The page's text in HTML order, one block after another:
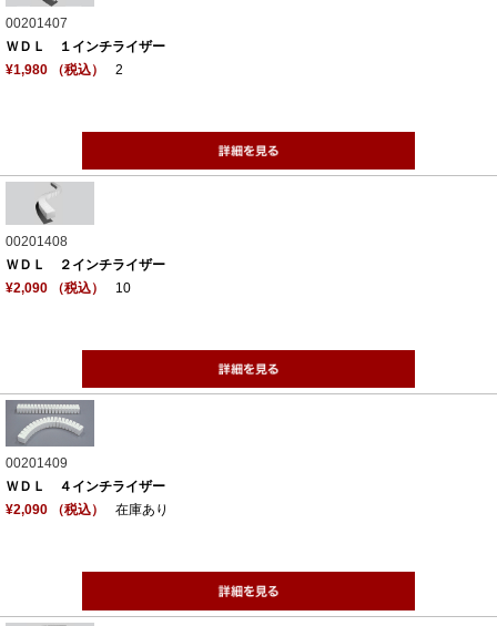
00201407
ＷＤＬ １インチライザー
¥1,980 （税込）
2
00201408
ＷＤＬ ２インチライザー
¥2,090 （税込）
10
00201409
ＷＤＬ ４インチライザー
¥2,090 （税込）
在庫あり